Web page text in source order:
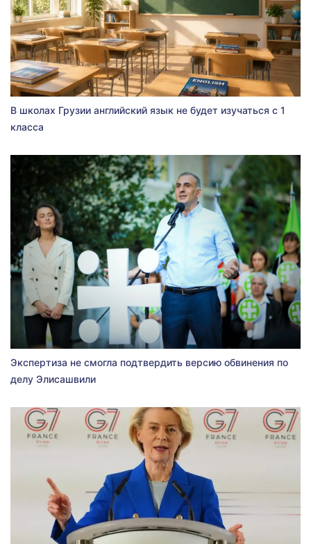
В школах Грузии английский язык не будет изучаться с 1
класса
Экспертиза не смогла подтвердить версию обвинения по
делу Элисашвили